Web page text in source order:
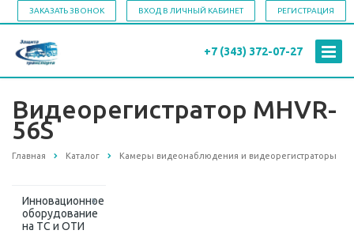
ЗАКАЗАТЬ ЗВОНОК ВХОД В ЛИЧНЫЙ КАБИНЕТ РЕГИСТРАЦИЯ
+7 (343) 372-07-27
Видеорегистратор МHVR-
56S
Главная Каталог Камеры видеонаблюдения и видеорегистраторы
Инновационное
оборудование
на ТС и ОТИ